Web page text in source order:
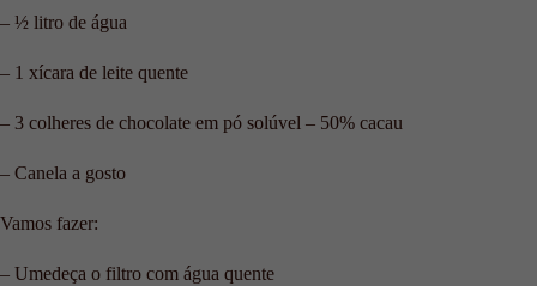
– ½ litro de água
– 1 xícara de leite quente
– 3 colheres de chocolate em pó solúvel – 50% cacau
– Canela a gosto
Vamos fazer:
– Umedeça o filtro com água quente